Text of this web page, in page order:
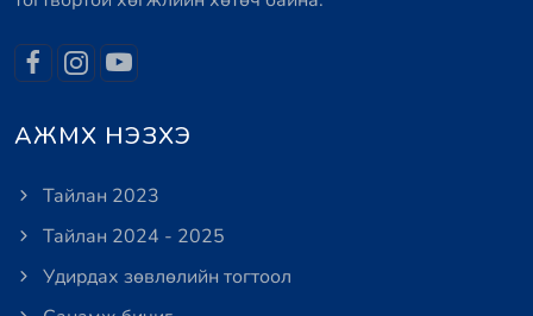
АЖМХ НЭЗХЭ
Тайлан 2023
Тайлан 2024 - 2025
Удирдах зөвлөлийн тогтоол